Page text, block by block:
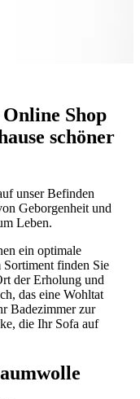
Shop
schöner
unser Befinden
Geborgenheit und
Leben.
ein optimale
finden Sie
der Erholung und
das eine Wohltat
Badezimmer zur
die Ihr Sofa auf